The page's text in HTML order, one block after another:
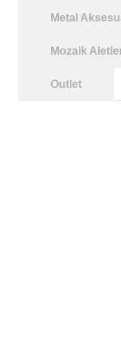
Metal
Mozaik
Outlet